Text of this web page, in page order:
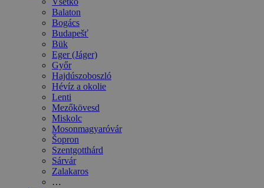
Balaton
Bogács
Budapešť
Bük
Eger (Jáger)
Győr
Hajdúszoboszló
Hévíz a okolie
Lenti
Mezőkövesd
Miskolc
Mosonmagyaróvár
Šopron
Szentgotthárd
Sárvár
Zalakaros
…